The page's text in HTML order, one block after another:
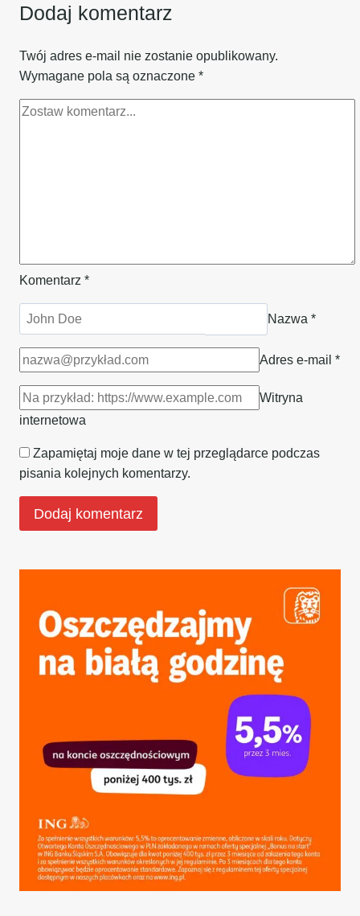
Dodaj komentarz
Twój adres e-mail nie zostanie opublikowany.
Wymagane pola są oznaczone *
Komentarz *
Nazwa *
Adres e-mail *
Witryna
internetowa
Zapamiętaj moje dane w tej przeglądarce podczas
pisania kolejnych komentarzy.